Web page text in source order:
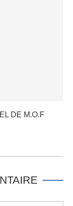
DE M.O.F